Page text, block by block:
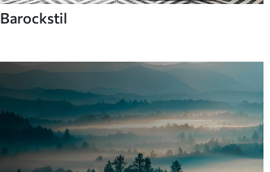
Barockstil